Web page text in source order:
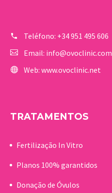
Teléfono: +34 951 495 606
Email: info@ovoclinic.com
Web: www.ovoclinic.net
TRATAMENTOS
Fertilização In Vitro
Planos 100% garantidos
Donação de Óvulos